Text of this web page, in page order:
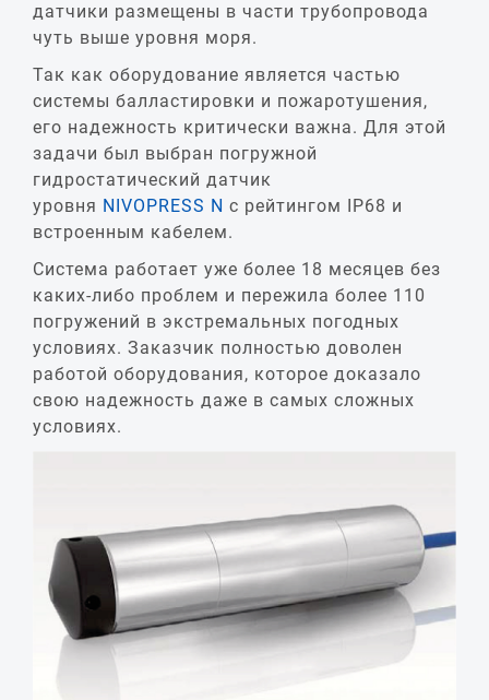
датчики размещены в части трубопровода
чуть выше уровня моря.
Так как оборудование является частью
системы балластировки и пожаротушения,
его надежность критически важна. Для этой
задачи был выбран погружной
гидростатический датчик
уровня NIVOPRESS N с рейтингом IP68 и
встроенным кабелем.
Система работает уже более 18 месяцев без
каких-либо проблем и пережила более 110
погружений в экстремальных погодных
условиях. Заказчик полностью доволен
работой оборудования, которое доказало
свою надежность даже в самых сложных
условиях.